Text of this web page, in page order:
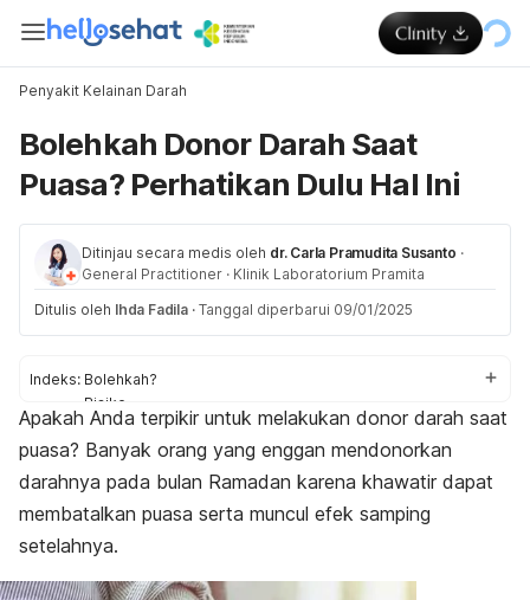
Penyakit Kelainan Darah
Bolehkah Donor Darah Saat
Puasa? Perhatikan Dulu Hal Ini
Ditinjau secara medis oleh dr. Carla Pramudita Susanto ·
General Practitioner · Klinik Laboratorium Pramita
Ditulis oleh Ihda Fadila · Tanggal diperbarui 09/01/2025
Indeks: Bolehkah?
Risiko
Tips
Apakah Anda terpikir untuk melakukan donor darah saat
puasa? Banyak orang yang enggan mendonorkan
darahnya pada bulan Ramadan karena khawatir dapat
membatalkan puasa serta muncul efek samping
setelahnya.